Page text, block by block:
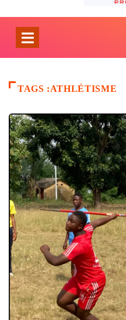
TAGS :ATHLÉTISME